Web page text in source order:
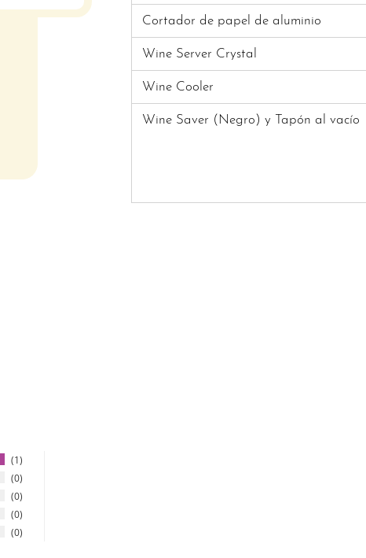
Cortador de papel de aluminio
Wine Server Crystal
Wine Cooler
Wine Saver (Negro) y Tapón al vacío
1
0
0
0
0